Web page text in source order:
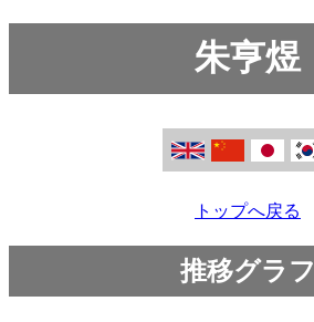
朱亨煜
トップへ戻る
推移グラフ